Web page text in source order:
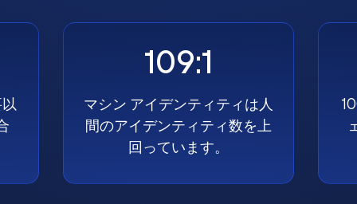
109:1
マシン アイデンティティは人
間のアイデンティティ数を上
回っています。